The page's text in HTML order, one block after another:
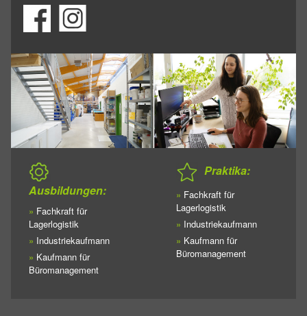
Ausbildungen:
» Fachkraft für
Lagerlogistik
» Industriekaufmann
» Kaufmann für
Büromanagement
Praktika:
» Fachkraft für
Lagerlogistik
» Industriekaufmann
» Kaufmann für
Büromanagement